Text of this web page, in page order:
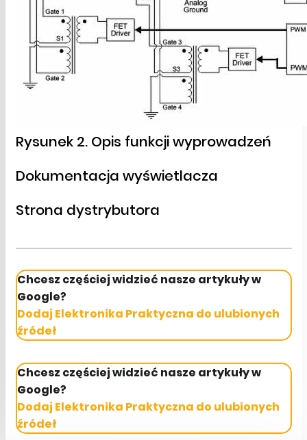
Rysunek 2. Opis funkcji wyprowadzeń
Dokumentacja wyświetlacza
Strona dystrybutora
Chcesz częściej widzieć nasze artykuły w
Google?
Dodaj Elektronika Praktyczna do ulubionych
źródeł
Chcesz częściej widzieć nasze artykuły w
Google?
Dodaj Elektronika Praktyczna do ulubionych
źródeł